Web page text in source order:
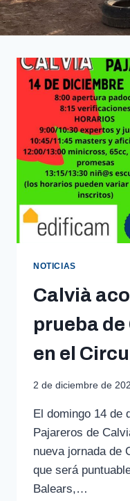
NOTICIAS
Calvià
prueba
en el
2 de diciembre de
El domingo 14 de
Pajareros de
nueva jornada de
que será
Balears,…